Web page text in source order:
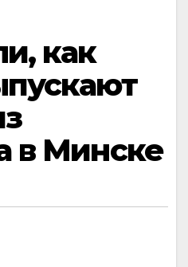
как
в Минске